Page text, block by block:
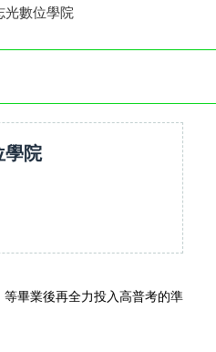
光數位學院
學院
畢業後再全力投入高普考的準